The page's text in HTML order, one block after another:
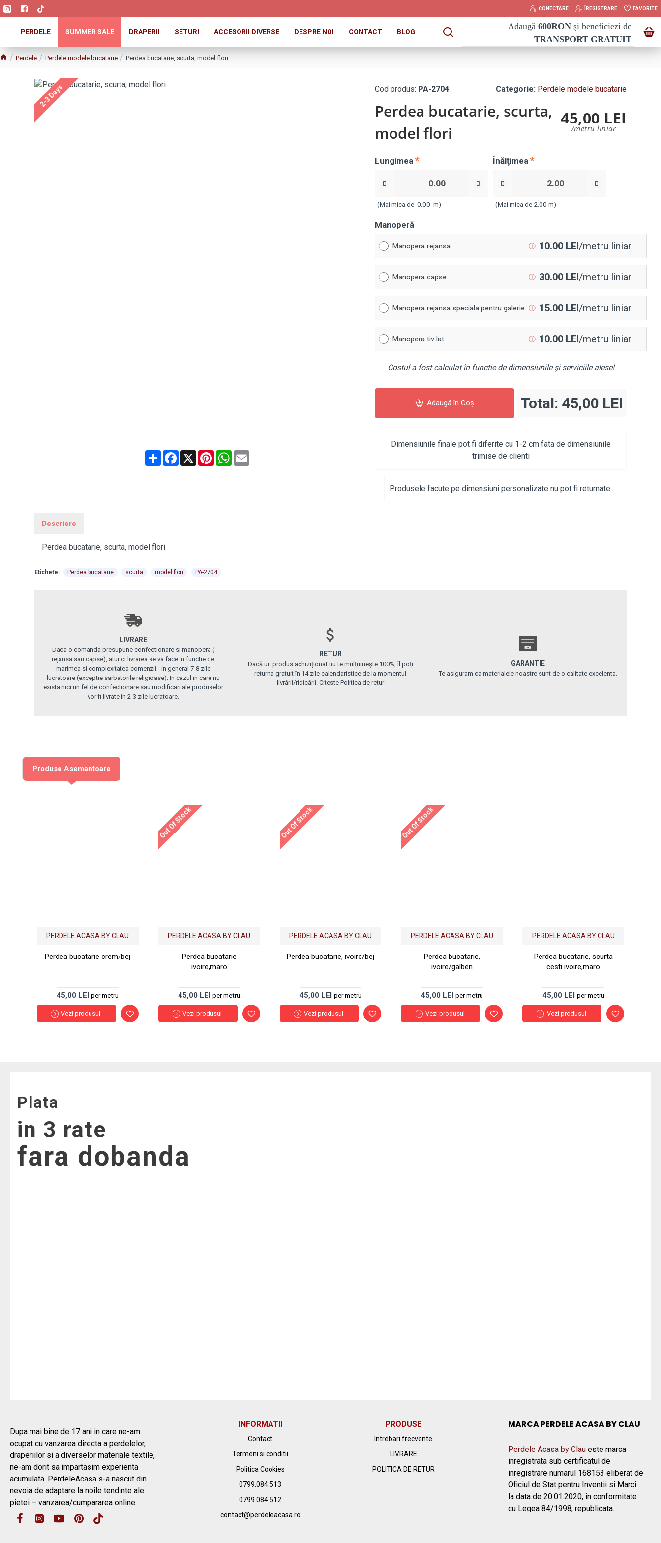
CONECTARE ÎREGISTRARE FAVORITE
PERDELE SUMMER SALE DRAPERII SETURI ACCESORII DIVERSE DESPRE NOI CONTACT BLOG
Adaugă 600RON şi beneficiezi de
TRANSPORT GRATUIT
Perdele Perdele modele bucatarie Perdea bucatarie, scurta, model flori
2-3 Days
ShareFacebook
X PinterestWhatsApp
Cod produs: PA-2704 Categorie: Perdele modele bucatarie
Perdea bucatarie, scurta,
model flori
45,00 LEI
/metru liniar
Lungimea
(Mai mica de0.00 m)
Înălţimea
(Mai mica de 2.00 m)
Manoperă
Manopera rejansa ⓘ 10.00 LEI/metru liniar
Manopera capse ⓘ 30.00 LEI/metru liniar
Manopera rejansa speciala pentru galerie ⓘ 15.00 LEI/metru liniar
Manopera tiv lat ⓘ 10.00 LEI/metru liniar
Costul a fost calculat în functie de dimensiunile și serviciile alese!
Adaugă în Coş Total: 45,00 LEI
Dimensiunile finale pot fi diferite cu 1-2 cm fata de dimensiunile
trimise de clienti
Produsele facute pe dimensiuni personalizate nu pot fi returnate.
Descriere
Perdea bucatarie, scurta, model flori
Etichete: Perdea bucatarie scurta model flori PA-2704
LIVRARE
Daca o comanda presupune confectionare si manopera (
rejansa sau capse), atunci livrarea se va face in functie de
marimea si complexitatea comenzii - in general 7-8 zile
lucratoare (exceptie sarbatorile religioase). In cazul in care nu
exista nici un fel de confectionare sau modificari ale produselor
vor fi livrate in 2-3 zile lucratoare.
RETUR
Dacă un produs achiziționat nu te mulțumește 100%, îl poți
returna gratuit în 14 zile calendaristice de la momentul
livrării/ridicării. Citeste Politica de retur
GARANTIE
Te asiguram ca materialele noastre sunt de o calitate excelenta.
Produse Asemantoare
PERDELE ACASA BY CLAU
Perdea bucatarie crem/bej
45,00 LEIper metru
Vezi produsul
Out Of Stock
PERDELE ACASA BY CLAU
Perdea bucatarie
ivoire,maro
45,00 LEIper metru
Vezi produsul
Out Of Stock
PERDELE ACASA BY CLAU
Perdea bucatarie, ivoire/bej
45,00 LEI per metru
Vezi produsul
Out Of Stock
PERDELE ACASA BY CLAU
Perdea bucatarie,
ivoire/galben
45,00 LEI per metru
Vezi produsul
PERDELE ACASA BY CLAU
Perdea bucatarie, scurta
cesti ivoire,maro
45,00 LEI per metru
Vezi produsul
Plata
in 3 rate
fara dobanda
Dupa mai bine de 17 ani in care ne-am
ocupat cu vanzarea directa a perdelelor,
draperiilor si a diverselor materiale textile,
ne-am dorit sa impartasim experienta
acumulata. PerdeleAcasa s-a nascut din
nevoia de adaptare la noile tendinte ale
pietei – vanzarea/cumpararea online.
INFORMATII
Contact
Termeni si conditii
Politica Cookies
0799.084.513
0799.084.512
contact@perdeleacasa.ro
PRODUSE
Intrebari frecvente
LIVRARE
POLITICA DE RETUR
MARCA PERDELE ACASA BY CLAU
Perdele Acasa by Clau este marca
inregistrata sub certificatul de
inregistrare numarul 168153 eliberat de
Oficiul de Stat pentru Inventii si Marci
la data de 20.01.2020, in conformitate
cu Legea 84/1998, republicata.